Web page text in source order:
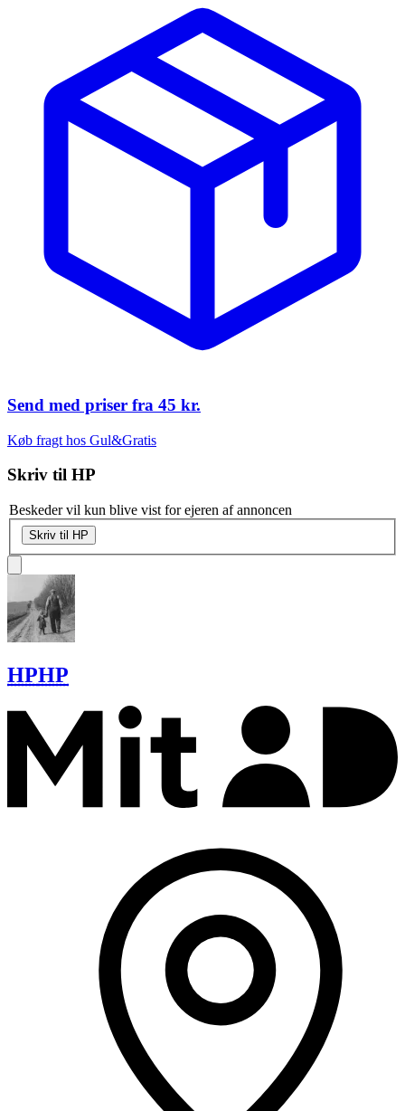
Send med priser fra 45 kr.
Køb fragt hos Gul&Gratis
Skriv til HP
Beskeder vil kun blive vist for ejeren af annoncen
Skriv til HP
HPHP